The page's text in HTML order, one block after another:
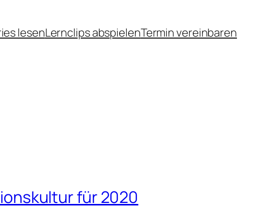
lesenLernclips abspielenTermin vereinbaren
für 2020